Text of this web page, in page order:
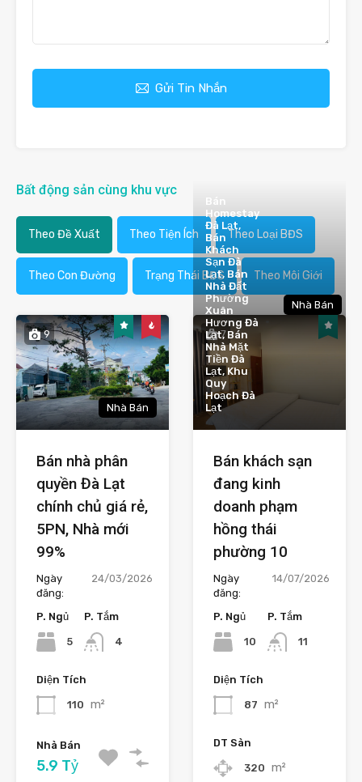
Gửi Tin Nhắn
Bất động sản cùng khu vực
Theo Đề Xuất Theo Tiện Ích Theo Loại BĐS
Theo Con Đường Trạng Thái BĐS Theo Môi Giới
9
Nhà Bán
Bán nhà phân
quyền Đà Lạt
chính chủ giá rẻ,
5PN, Nhà mới
99%
Ngày
đăng:
24/03/2026
P. Ngủ
5
P. Tắm
4
Diện Tích
110 m²
Nhà Bán
5.9 Tỷ
7
Bán
Homestay
Đà Lạt,
Bán
Khách
Sạn Đà
Lạt, Bán
Nhà Đất
Phường
Xuân
Hương Đà
Lạt, Bán
Nhà Mặt
Tiền Đà
Lạt, Khu
Quy
Hoạch Đà
Lạt
Nhà Bán
Bán khách sạn
đang kinh
doanh phạm
hồng thái
phường 10
Ngày
đăng:
14/07/2026
P. Ngủ
10
P. Tắm
11
Diện Tích
87 m²
DT Sàn
320 m²